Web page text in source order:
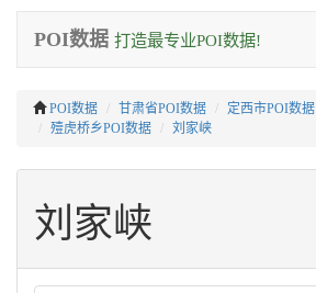
POI数据 打造最专业POI数据!
POI数据 甘肃省POI数据 定西市POI数据
殪虎桥乡POI数据
刘家峡
刘家峡